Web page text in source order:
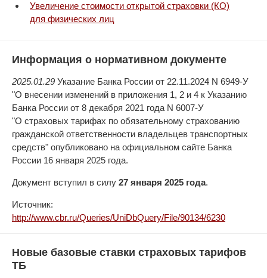
Увеличение стоимости открытой страховки (КО)
для физических лиц
Информация о нормативном документе
2025.01.29 Указание Банка России от 22.11.2024 N 6949-У
"О внесении изменений в приложения 1, 2 и 4 к Указанию
Банка России от 8 декабря 2021 года N 6007-У
"О страховых тарифах по обязательному страхованию
гражданской ответственности владельцев транспортных
средств" опубликовано на официальном сайте Банка
России 16 января 2025 года.
Документ вступил в силу 27 января 2025 года.
Источник:
http://www.cbr.ru/Queries/UniDbQuery/File/90134/6230
Новые базовые ставки страховых тарифов
ТБ